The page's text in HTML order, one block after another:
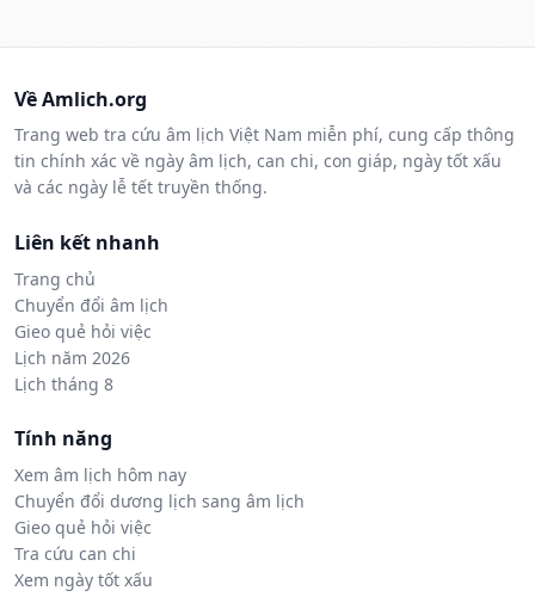
Về Amlich.org
Trang web tra cứu âm lịch Việt Nam miễn phí, cung cấp thông
tin chính xác về ngày âm lịch, can chi, con giáp, ngày tốt xấu
và các ngày lễ tết truyền thống.
Liên kết nhanh
Trang chủ
Chuyển đổi âm lịch
Gieo quẻ hỏi việc
Lịch năm 2026
Lịch tháng 8
Tính năng
Xem âm lịch hôm nay
Chuyển đổi dương lịch sang âm lịch
Gieo quẻ hỏi việc
Tra cứu can chi
Xem ngày tốt xấu